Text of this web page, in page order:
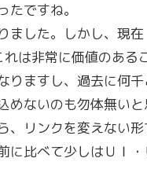
ですね。
ました。しかし、現在
は非常に価値のある
りますし、過去に何
めないのも勿体無い
、リンクを変えない
に比べて少しはＵＩ